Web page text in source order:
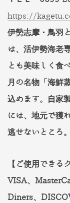
https://
伊勢志摩・鳥羽
は、活伊勢海老
とも美味しく食
月の名物「海鮮
込めます。自家
には、地元で獲
逃せないところ。
【ご使用できる
VISA、
Diners、